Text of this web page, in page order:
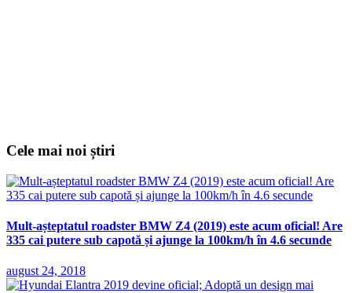
Cele mai noi știri
Mult-așteptatul roadster BMW Z4 (2019) este acum oficial! Are
335 cai putere sub capotă și ajunge la 100km/h în 4.6 secunde
august 24, 2018